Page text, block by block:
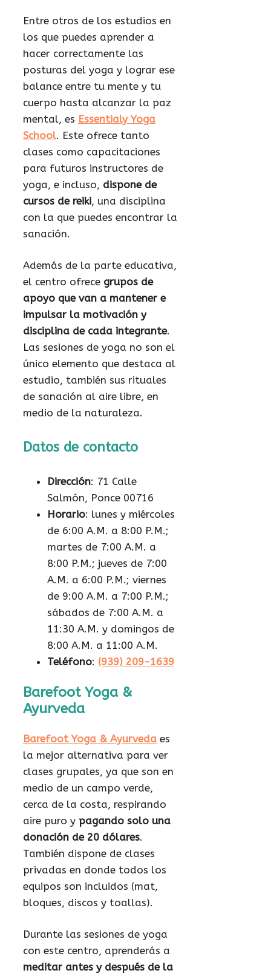
Entre otros de los estudios en
los que puedes aprender a
hacer correctamente las
posturas del yoga y lograr ese
balance entre tu mente y tu
cuerpo hasta alcanzar la paz
mental, es Essentialy Yoga
School. Este ofrece tanto
clases como capacitaciones
para futuros instructores de
yoga, e incluso, dispone de
cursos de reiki, una disciplina
con la que puedes encontrar la
sanación.
Además de la parte educativa,
el centro ofrece grupos de
apoyo que van a mantener e
impulsar la motivación y
disciplina de cada integrante.
Las sesiones de yoga no son el
único elemento que destaca al
estudio, también sus rituales
de sanación al aire libre, en
medio de la naturaleza.
Datos de contacto
Dirección: 71 Calle
Salmón, Ponce 00716
Horario: lunes y miércoles
de 6:00 A.M. a 8:00 P.M.;
martes de 7:00 A.M. a
8:00 P.M.; jueves de 7:00
A.M. a 6:00 P.M.; viernes
de 9:00 A.M. a 7:00 P.M.;
sábados de 7:00 A.M. a
11:30 A.M. y domingos de
8:00 A.M. a 11:00 A.M.
Teléfono: (939) 209-1639
Barefoot Yoga &
Ayurveda
Barefoot Yoga & Ayurveda es
la mejor alternativa para ver
clases grupales, ya que son en
medio de un campo verde,
cerca de la costa, respirando
aire puro y pagando solo una
donación de 20 dólares.
También dispone de clases
privadas en donde todos los
equipos son incluidos (mat,
bloques, discos y toallas).
Durante las sesiones de yoga
con este centro, aprenderás a
meditar antes y después de la